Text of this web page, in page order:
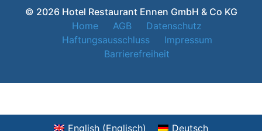
© 2026 Hotel Restaurant Ennen GmbH & Co KG
Home
AGB
Datenschutz
Haftungsausschluss
Impressum
Barrierefreiheit
English (Englisch) Deutsch